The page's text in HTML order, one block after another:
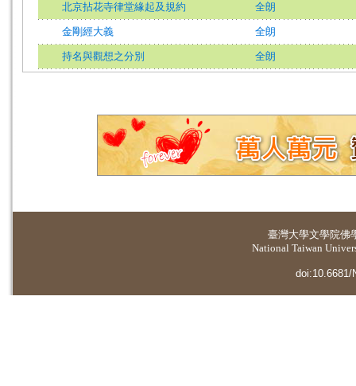
北京拈花寺律堂緣起及規約 全朗
金剛經大義 全朗
持名與觀想之分別 全朗
臺灣大學文學院佛
National Taiwan
doi:10.6681/